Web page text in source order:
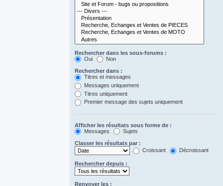
Rechercher dans les sous-forums :
Oui
Non
Rechercher dans :
Titres et messages
Messages uniquement
Titres uniquement
Premier message des sujets uniquement
Afficher les résultats sous forme de :
Messages
Sujets
Classer les résultats par :
Croissant
Décroissant
Rechercher depuis :
Renvoyer les :